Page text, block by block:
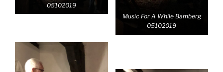
05102019
Music For A While Bamberg
05102019